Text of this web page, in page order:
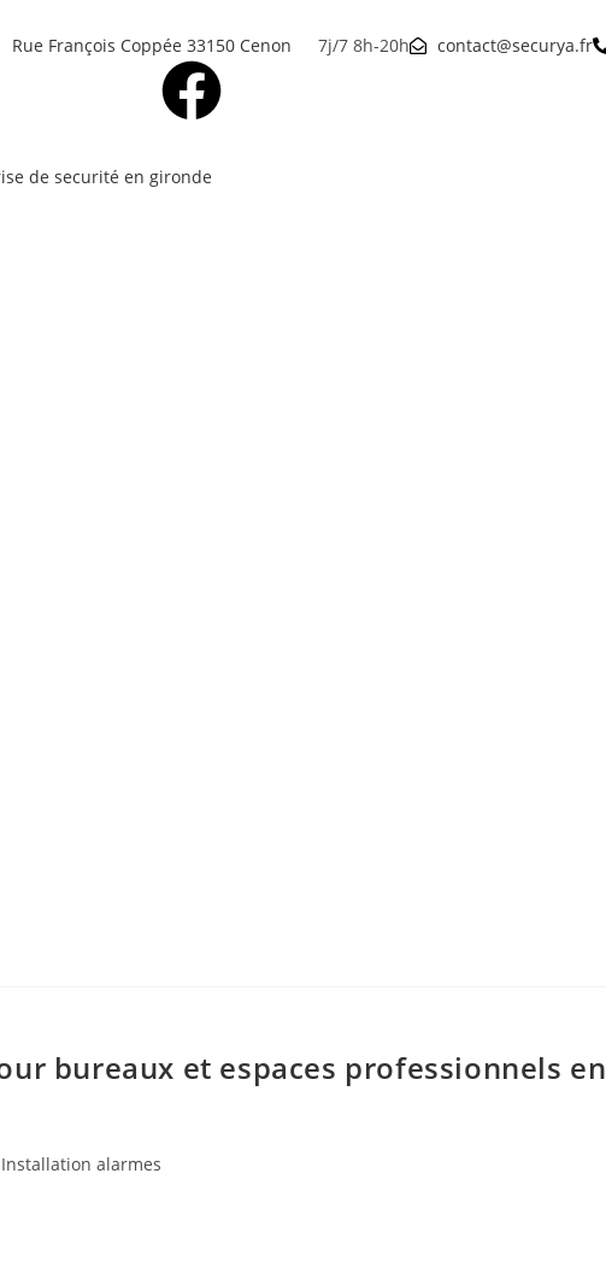
Rue François Coppée 33150 Cenon 7j/7 8h-20h contact@securya.fr
bureaux et espaces professionnels en
Installation alarmes